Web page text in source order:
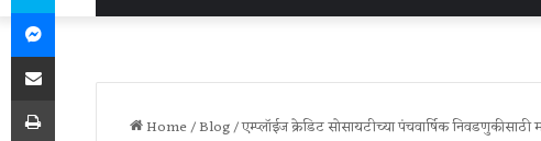
Home/Blog/एम्प्लॉईज क्रेडिट सोसायटीच्या पंचवार्षिक निवडणुकीसाठी
Messenger
Share via Email